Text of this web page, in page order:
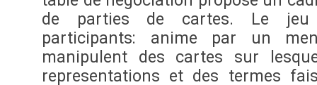
de parties de cartes. Le jeu
participants: anime par un
manipulent des cartes sur
representations et des termes